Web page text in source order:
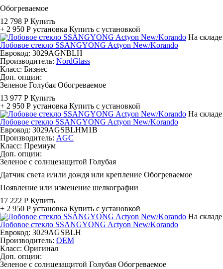
Обогреваемое
12 798 Р Купить
+ 2 950 Р установка Купить с установкой
На складе
Лобовое стекло SSANGYONG Actyon New/Korando
Еврокод: 3029AGNBLH
Производитель: NordGlass
Класс: Бизнес
Доп. опции:
Зеленое Голубая Обогреваемое
13 977 Р Купить
+ 2 950 Р установка Купить с установкой
На складе
Лобовое стекло SSANGYONG Actyon New/Korando
Еврокод: 3029AGSBLHM1B
Производитель: AGC
Класс: Премиум
Доп. опции:
Зеленое с солнцезащитой Голубая
Датчик света и/или дождя или крепление Обогреваемое
Появление или изменение шелкографии
17 222 Р Купить
+ 2 950 Р установка Купить с установкой
На складе
Лобовое стекло SSANGYONG Actyon New/Korando
Еврокод: 3029AGSBLH
Производитель: OEM
Класс: Оригинал
Доп. опции:
Зеленое с солнцезащитой Голубая Обогреваемое